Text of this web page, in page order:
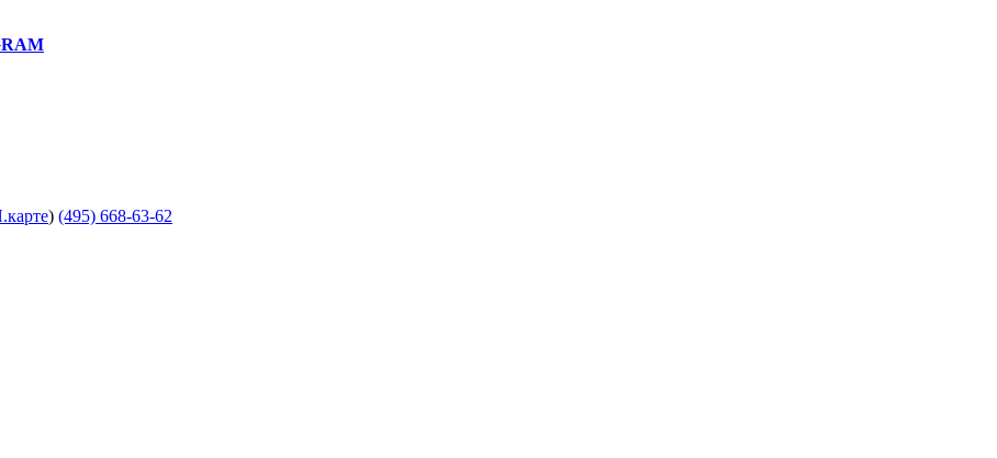
) (495) 668-63-62